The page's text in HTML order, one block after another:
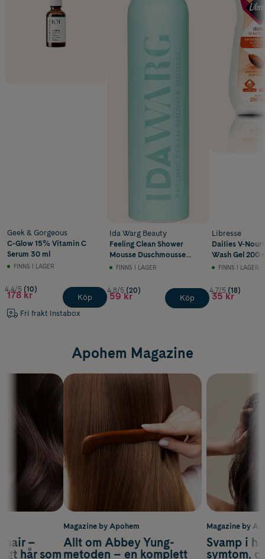
Geek & Gorgeous
C-Glow 15% Vitamin C
Serum 30 ml
FINNS I LAGER
4.4/5 (10)
178 kr
Fri frakt Instabox
Köp
Ida Warg Beauty
Feeling Clean Shower
Mousse Duschmousse
200 ml
FINNS I LAGER
4.8/5 (20)
59 kr Köp
Libresse
DaiIies V-
Wash Gel 200
FINNS I LAGER
4.7/5 (18)
35 kr
Apohem Magazine
Magazine by
Svamp i
symtom,
hair –
hår som
Magazine by Apohem
Allt om Abbey Yung-
metoden – en komplett